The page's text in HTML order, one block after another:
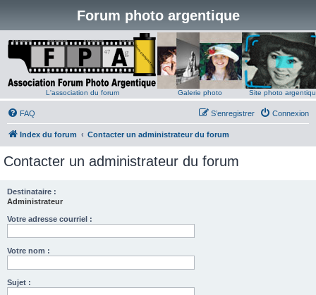
Forum photo argentique
L'association du forum Galerie photo Site photo
FAQ Connexion
S’enregistrer
Index du forum Contacter un administrateur du forum
Contacter un administrateur du forum
Destinataire :
Administrateur
Votre adresse courriel :
Votre nom :
Sujet :